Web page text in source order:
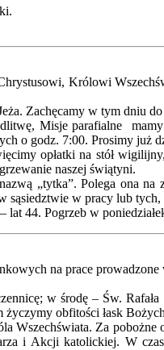
Królowi
Zachęcamy w tym dniu
Misje parafialne
o godz. 7:00. Prosimy już
opłatki na stół
naszej świątyni.
„tytka”. Polega ona na
sąsiedztwie w pracy lub
44. Pogrzeb w
na prace
w środę – Św.
obfitości łask
Za
i Akcji katolickiej. W